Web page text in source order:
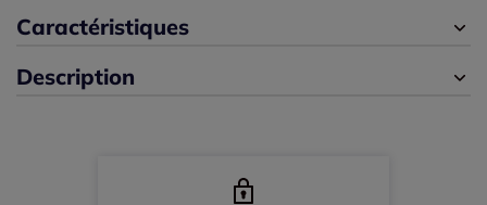
42 -En stock
44 -En stock
Caractéristiques
Description